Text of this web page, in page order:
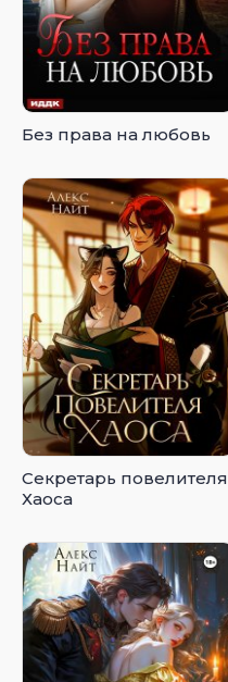
Без права на любовь
Секретарь повелителя
Хаоса